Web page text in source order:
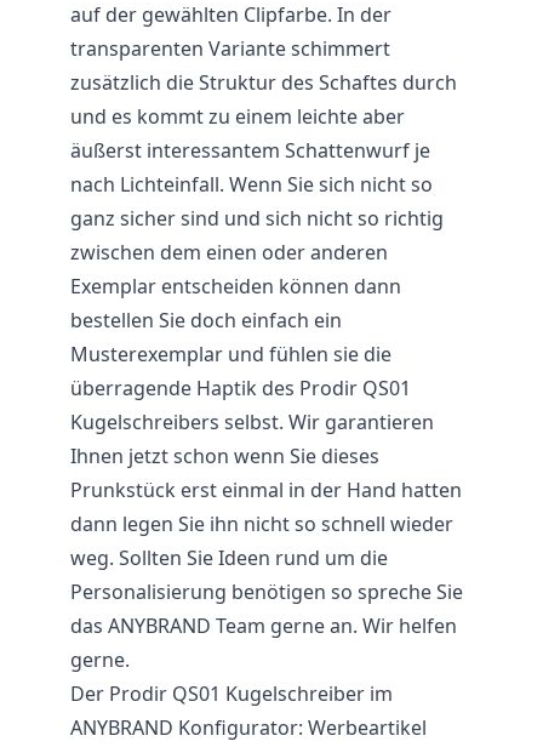
auf der gewählten Clipfarbe. In der
transparenten Variante schimmert
zusätzlich die Struktur des Schaftes durch
und es kommt zu einem leichte aber
äußerst interessantem Schattenwurf je
nach Lichteinfall. Wenn Sie sich nicht so
ganz sicher sind und sich nicht so richtig
zwischen dem einen oder anderen
Exemplar entscheiden können dann
bestellen Sie doch einfach ein
Musterexemplar und fühlen sie die
überragende Haptik des Prodir QS01
Kugelschreibers selbst. Wir garantieren
Ihnen jetzt schon wenn Sie dieses
Prunkstück erst einmal in der Hand hatten
dann legen Sie ihn nicht so schnell wieder
weg. Sollten Sie Ideen rund um die
Personalisierung benötigen so spreche Sie
das ANYBRAND Team gerne an. Wir helfen
gerne.
Der Prodir QS01 Kugelschreiber im
ANYBRAND Konfigurator: Werbeartikel